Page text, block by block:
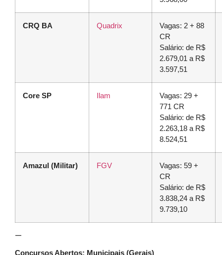
CRQ BA Quadrix
Vagas: 2 + 88
CR
Salário: de R$
2.679,01 a R$
3.597,51
Core SP Ilam
Vagas: 29 +
771 CR
Salário: de R$
2.263,18 a R$
8.524,51
Amazul (Militar) FGV
Vagas: 59 +
CR
Salário: de R$
3.838,24 a R$
9.739,10
—
Concursos Abertos: Municipais (Gerais)